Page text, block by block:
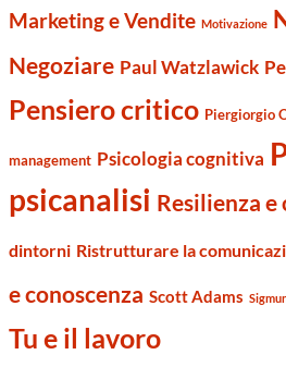
Marketing e Vendite Motivazione
Negoziare Paul Watzlawick
Pensiero critico Piergiorgio
management Psicologia cognitiva
psicanalisi Resilienza
dintorni Ristrutturare la
e conoscenza Scott Adams
Tu e il lavoro